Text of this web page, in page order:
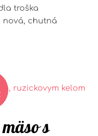
troška
nová, chutná
s